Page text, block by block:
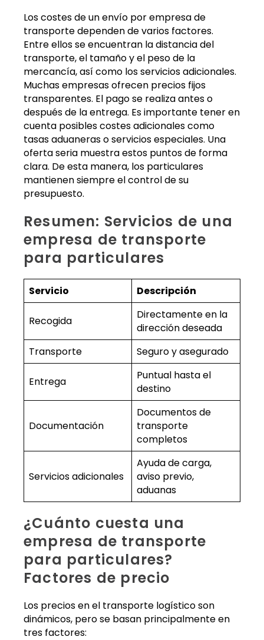
Los costes de un envío por empresa de
transporte dependen de varios factores.
Entre ellos se encuentran la distancia del
transporte, el tamaño y el peso de la
mercancía, así como los servicios adicionales.
Muchas empresas ofrecen precios fijos
transparentes. El pago se realiza antes o
después de la entrega. Es importante tener en
cuenta posibles costes adicionales como
tasas aduaneras o servicios especiales. Una
oferta seria muestra estos puntos de forma
clara. De esta manera, los particulares
mantienen siempre el control de su
presupuesto.
Resumen: Servicios de una
empresa de transporte
para particulares
Servicio Descripción
Recogida
Directamente en la
dirección deseada
Transporte
Seguro y asegurado
Entrega
Puntual hasta el
destino
Documentación
Documentos de
transporte
completos
Servicios adicionales
Ayuda de carga,
aviso previo,
aduanas
¿Cuánto cuesta una
empresa de transporte
para particulares?
Factores de precio
Los precios en el transporte logístico son
dinámicos, pero se basan principalmente en
tres factores: